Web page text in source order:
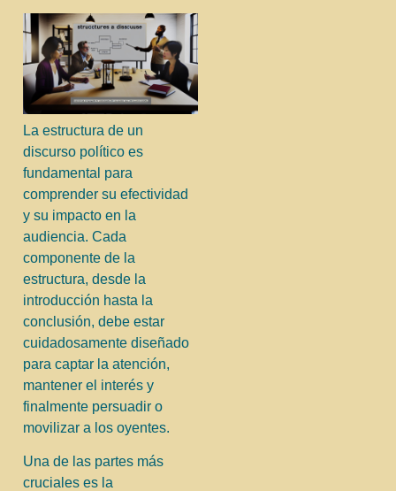
La estructura de un
discurso político es
fundamental para
comprender su efectividad
y su impacto en la
audiencia. Cada
componente de la
estructura, desde la
introducción hasta la
conclusión, debe estar
cuidadosamente diseñado
para captar la atención,
mantener el interés y
finalmente persuadir o
movilizar a los oyentes.
Una de las partes más
cruciales es la